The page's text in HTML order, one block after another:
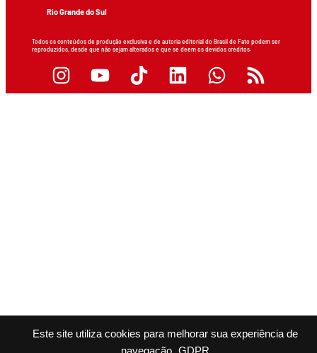
Este site utiliza cookies para melhorar sua experiência de
Rio Grande do Sul
Todos os conteúdos de produção exclusiva e de autoria editorial do Brasil de Fato podem ser
reproduzidos, desde que não sejam alterados e que se deem os devidos créditos.